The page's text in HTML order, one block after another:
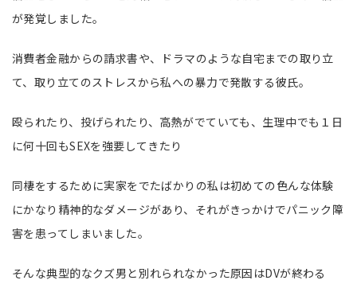
が発覚しました。
消費者金融からの請求書や、ドラマのような自宅までの取り立
て、取り立てのストレスから私への暴力で発散する彼氏。
殴られたり、投げられたり、高熱がでていても、生理中でも１日
に何十回もSEXを強要してきたり
同棲をするために実家をでたばかりの私は初めての色んな体験
にかなり精神的なダメージがあり、それがきっかけでパニック障
害を患ってしまいました。
そんな典型的なクズ男と別れられなかった原因はDVが終わる